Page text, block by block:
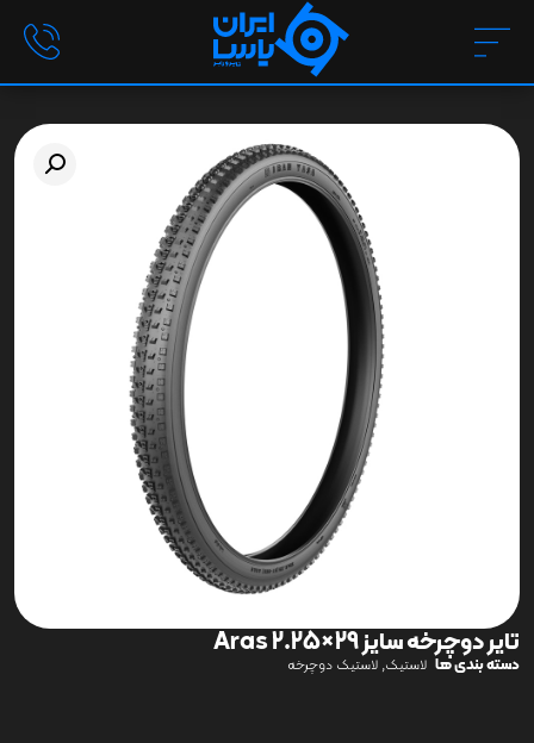
تایر دوچرخه سایز 29×2.25 Aras
دسته بندی ها لاستیک, لاستیک دوچرخه